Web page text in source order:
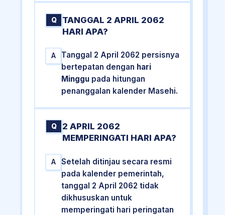
Q
TANGGAL 2 APRIL 2062
HARI APA?
A
Tanggal 2 April 2062 persisnya
bertepatan dengan hari
Minggu pada hitungan
penanggalan kalender Masehi.
Q
2 APRIL 2062
MEMPERINGATI HARI APA?
A
Setelah ditinjau secara resmi
pada kalender pemerintah,
tanggal 2 April 2062 tidak
dikhususkan untuk
memperingati hari peringatan